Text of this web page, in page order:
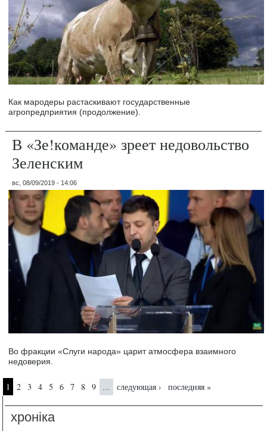
Как мародеры растаскивают государственные
агропредприятия (продолжение).
В «Зе!команде» зреет недовольство
Зеленским
вс, 08/09/2019 - 14:06
Во фракции «Слуги народа» царит атмосфера взаимного
недоверия.
Страницы
1 2 3 4 5 6 7 8 9 … следующая › последняя »
хроніка